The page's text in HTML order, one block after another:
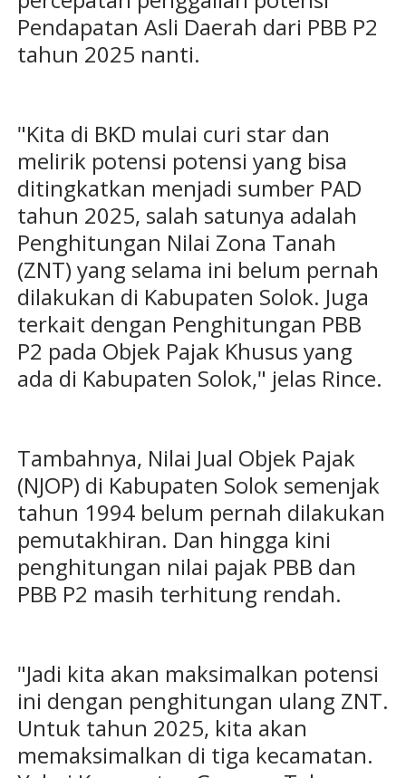
Pendapatan Asli Daerah dari PBB P2
tahun 2025 nanti.
"Kita di BKD mulai curi star dan
melirik potensi potensi yang bisa
ditingkatkan menjadi sumber PAD
tahun 2025, salah satunya adalah
Penghitungan Nilai Zona Tanah
(ZNT) yang selama ini belum pernah
dilakukan di Kabupaten Solok. Juga
terkait dengan Penghitungan PBB
P2 pada Objek Pajak Khusus yang
ada di Kabupaten Solok," jelas Rince.
Tambahnya, Nilai Jual Objek Pajak
(NJOP) di Kabupaten Solok semenjak
tahun 1994 belum pernah dilakukan
pemutakhiran. Dan hingga kini
penghitungan nilai pajak PBB dan
PBB P2 masih terhitung rendah.
"Jadi kita akan maksimalkan potensi
ini dengan penghitungan ulang ZNT.
Untuk tahun 2025, kita akan
memaksimalkan di tiga kecamatan.